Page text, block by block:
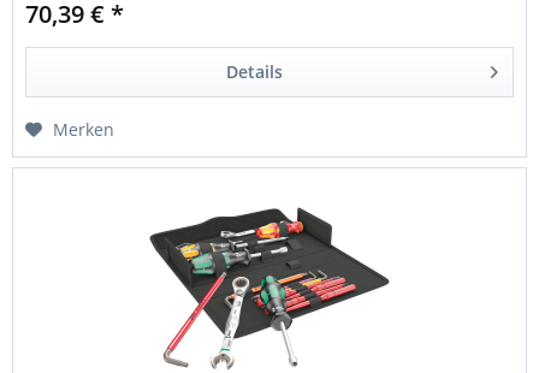
höherer Drehmomente
und optimierten Korrosionsschutz
70,39 € *
Details
Merken